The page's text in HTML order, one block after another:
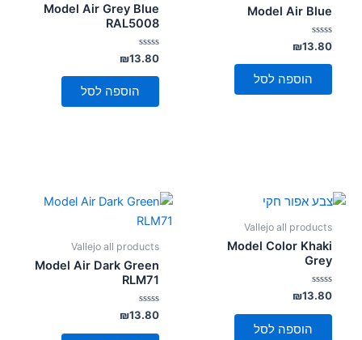
Model Air Blue
דורג
0
מתוך
₪13.80
הוספה לסל
Model Air Grey Blue
RAL5008
דורג
0
מתוך
₪13.80
הוספה לסל
Vallejo all products
Model Color Khaki
Grey
דורג
0
מתוך
₪13.80
הוספה לסל
Vallejo all products
Model Air Dark Green
RLM71
דורג
0
מתוך
₪13.80